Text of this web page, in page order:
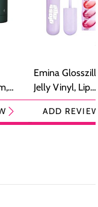
Emina
Jelly Vinyl, Lip
Cream Glossy
Ringan
ADD